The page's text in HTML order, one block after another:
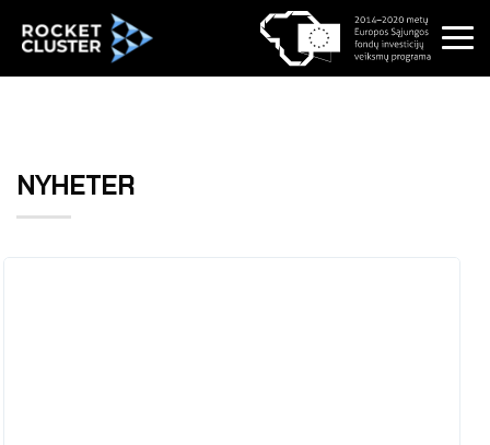
NYHETER